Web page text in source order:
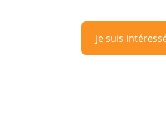
Je suis